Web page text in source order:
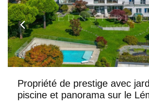
Propriété de prestige avec
piscine et panorama sur le